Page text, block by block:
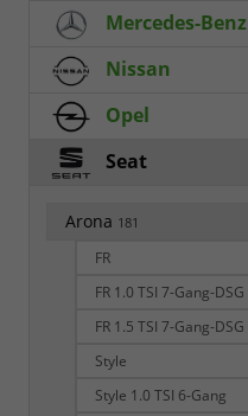
Mercedes-Benz
Nissan
Opel
Seat
Arona 181
FR
FR 1.0 TSI 7-Gang-DSG
FR 1.5 TSI 7-Gang-DSG
Style
Style 1.0 TSI 6-Gang